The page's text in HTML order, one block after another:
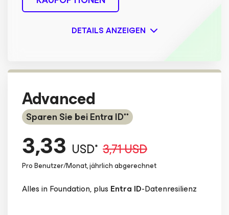
DETAILS ANZEIGEN
Advanced
Sparen Sie bei Entra ID**
3,33 USD* 3,71 USD
Pro Benutzer/Monat, jährlich abgerechnet
Alles in Foundation, plus Entra ID-Datenresilienz